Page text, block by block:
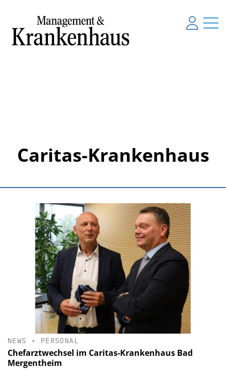
Caritas-Krankenhaus
NEWS • PERSONAL
Chefarztwechsel im Caritas-Krankenhaus Bad
Mergentheim